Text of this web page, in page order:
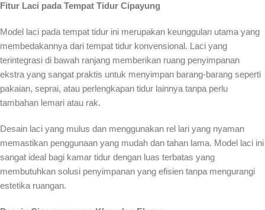
Fitur Laci pada Tempat Tidur Cipayung
Model laci pada tempat tidur ini merupakan keunggulan utama yang
membedakannya dari tempat tidur konvensional. Laci yang
terintegrasi di bawah ranjang memberikan ruang penyimpanan
ekstra yang sangat praktis untuk menyimpan barang-barang seperti
pakaian, seprai, atau perlengkapan tidur lainnya tanpa perlu
tambahan lemari atau rak.
Desain laci yang mulus dan menggunakan rel lari yang nyaman
memastikan penggunaan yang mudah dan tahan lama. Model laci ini
sangat ideal bagi kamar tidur dengan luas terbatas yang
membutuhkan solusi penyimpanan yang efisien tanpa mengurangi
estetika ruangan.